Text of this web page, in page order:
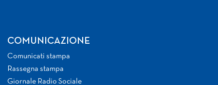
COMUNICAZIONE
Comunicati stampa
Rassegna stampa
Giornale Radio Sociale